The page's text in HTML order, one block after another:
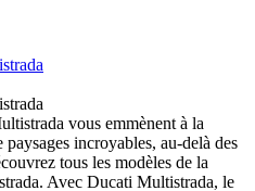
vous emmènent à la
paysages incroyables, au-delà des
tous les modèles de la
Avec Ducati Multistrada, le